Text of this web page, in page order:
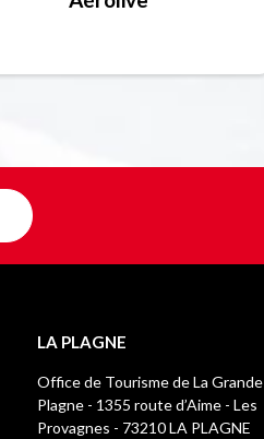
LA PLAGNE
Office de Tourisme de La Grande
Plagne - 1355 route d’Aime - Les
Provagnes - 73210 LA PLAGNE